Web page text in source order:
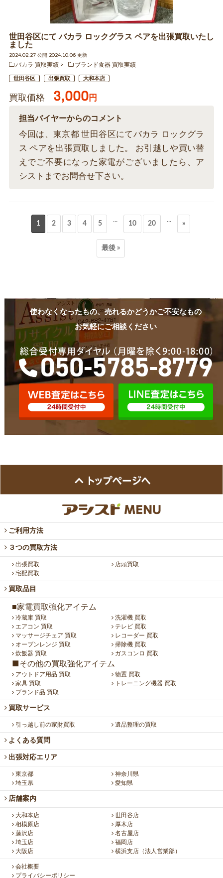
世田谷区にて バカラ ロックグラス ペアを出張買取いたし
ました
2024.02.27 公開 2024.10.06 更新
バカラ 買取実績
ブランド食器 買取実績
世田谷区 出張買取 大和本店
買取価格 3,000円
担当バイヤーからのコメント
今回は、東京都 世田谷区にてバカラ ロックグラ
ス ペアを出張買取しました。 お引越しや買い替
えでご不要になった家電がございましたら、ア
シストまでお問合せ下さい。
1 2 3 4 5 ... 10 20 ... »
最後 »
使わなくなったもの、売れるかどうかご不安なもの
お気軽にご相談ください
ご利用方法
３つの買取方法
出張買取
店頭買取
宅配買取
買取品目
■家電買取強化アイテム
冷蔵庫 買取
洗濯機 買取
エアコン 買取
テレビ 買取
マッサージチェア 買取
レコーダー 買取
オーブンレンジ 買取
掃除機 買取
炊飯器 買取
ガスコンロ 買取
■その他の買取強化アイテム
アウトドア用品 買取
物置 買取
家具 買取
トレーニング機器 買取
ブランド品 買取
買取サービス
引っ越し前の家財買取 遺品整理の買取
よくある質問
出張対応エリア
東京都
神奈川県
埼玉県
愛知県
店舗案内
大和本店
世田谷店
相模原店
厚木店
藤沢店
名古屋店
埼玉店
福岡店
大阪店
横浜支店（法人営業部）
会社概要
プライバシーポリシー